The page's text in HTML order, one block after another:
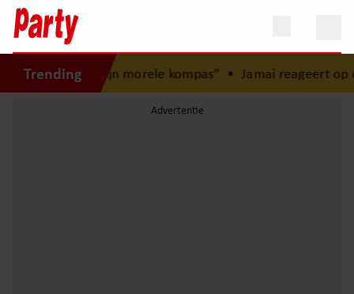
Trending
“Mijn zus is mijn morele kompas”•Jamai reageert op